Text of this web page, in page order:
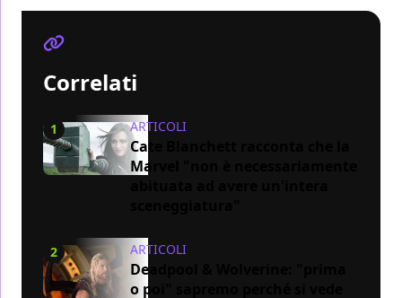
Correlati
1 ARTICOLI
Cate Blanchett racconta che la
Marvel "non è necessariamente
2 ARTICOLI
Deadpool & Wolverine: "prima
o poi" sapremo perché si vede